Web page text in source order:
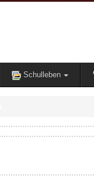
Schulleben